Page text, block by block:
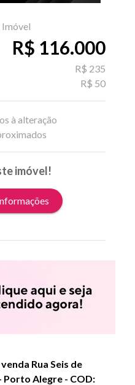
R$ 116.000
R$ 235
R$ 50
à alteração
imóvel!
Rua Seis de
Alegre - COD: